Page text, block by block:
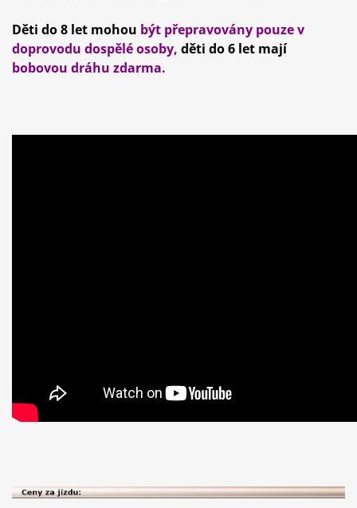
Děti do 8 let mohou být přepravovány pouze v
doprovodu dospělé osoby, děti do 6 let mají
bobovou dráhu zdarma.